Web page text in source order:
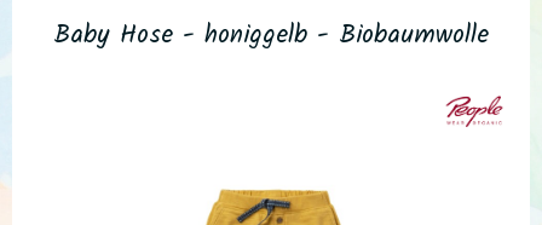
Baby Hose - honiggelb - Biobaumwolle